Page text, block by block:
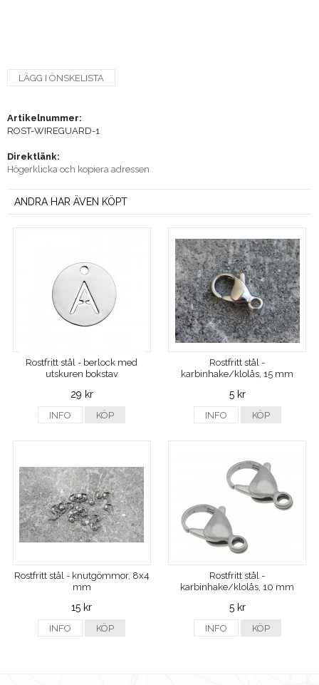
LÄGG I ÖNSKELISTA
Artikelnummer:
ROST-WIREGUARD-1
Direktlänk:
Högerklicka och kopiera adressen
ANDRA HAR ÄVEN KÖPT
Rostfritt stål - berlock med
utskuren bokstav
29 kr
INFO KÖP
Rostfritt stål -
karbinhake/klolås, 15 mm
5 kr
INFO KÖP
Rostfritt stål - knutgömmor, 8x4
mm
15 kr
INFO KÖP
Rostfritt stål -
karbinhake/klolås, 10 mm
5 kr
INFO KÖP